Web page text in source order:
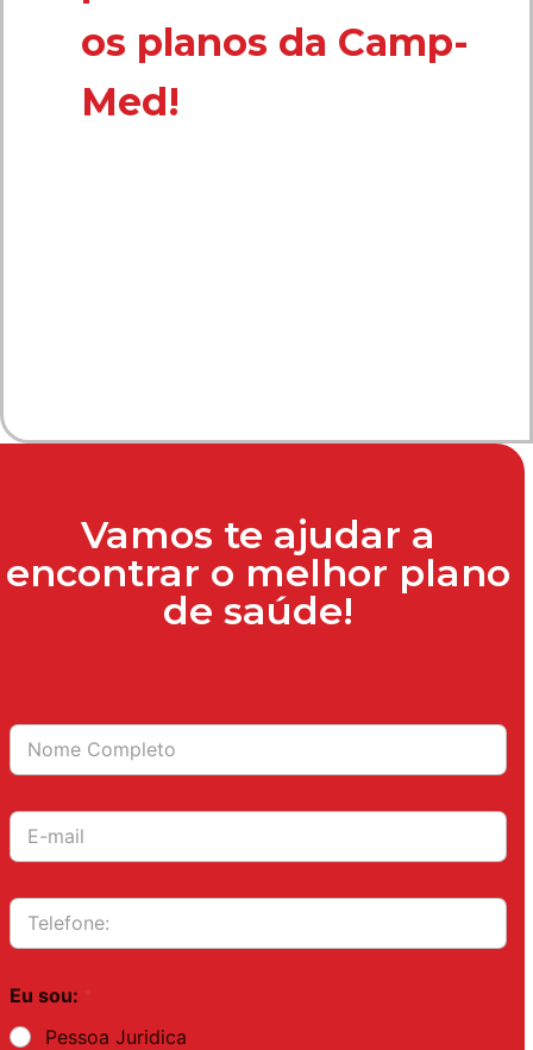
os planos da Camp-
Med!
Vamos te ajudar a
encontrar o melhor plano
de saúde!
Eu sou:
Pessoa Juridica